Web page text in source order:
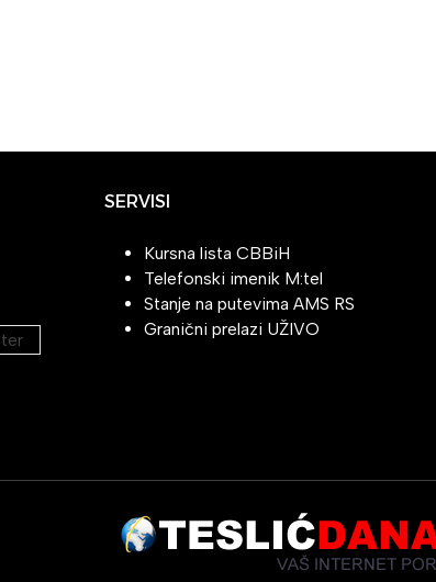
SERVISI
Kursna lista CBBiH
Telefonski imenik M:tel
Stanje na putevima AMS RS
Granični prelazi UŽIVO